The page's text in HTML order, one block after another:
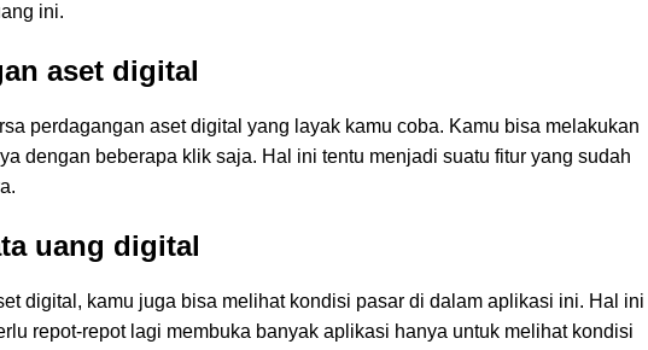
ini.
aset digital
perdagangan aset digital yang layak kamu coba. Kamu bisa melakukan
dengan beberapa klik saja. Hal ini tentu menjadi suatu fitur yang sudah
uang digital
digital, kamu juga bisa melihat kondisi pasar di dalam aplikasi ini. Hal ini
repot-repot lagi membuka banyak aplikasi hanya untuk melihat kondisi